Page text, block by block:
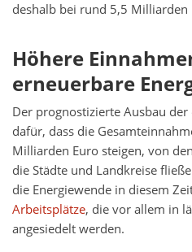
deshalb bei rund 5,5 Milliarden
Höhere
erneuerbare
Der prognostizierte Ausbau
dafür, dass die
Milliarden Euro steigen, von
die Städte und Landkreise
die Energiewende in diesem
Arbeitsplätze, die vor allem in
angesiedelt werden.